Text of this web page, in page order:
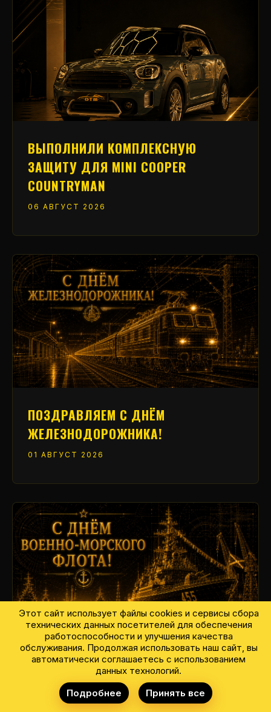
ВЫПОЛНИЛИ КОМПЛЕКСНУЮ
ЗАЩИТУ ДЛЯ MINI COOPER
COUNTRYMAN
06 АВГУСТ 2026
ПОЗДРАВЛЯЕМ С ДНЁМ
ЖЕЛЕЗНОДОРОЖНИКА!
01 АВГУСТ 2026
С ДНЁМ ВОЕННО-МОРСКОГО ФЛОТА!
24 ИЮЛЬ 2026
Этот сайт использует файлы cookies и сервисы сбора
технических данных посетителей для обеспечения
работоспособности и улучшения качества
обслуживания. Продолжая использовать наш сайт, вы
автоматически соглашаетесь с использованием
данных технологий.
Подробнее
Принять все